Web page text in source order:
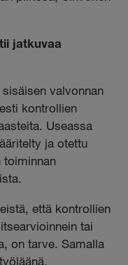
jatkuvaa
valvonnan
kontrollien
Useassa
ja otettu
toiminnan
että kontrollien
tai
on tarve. Samalla